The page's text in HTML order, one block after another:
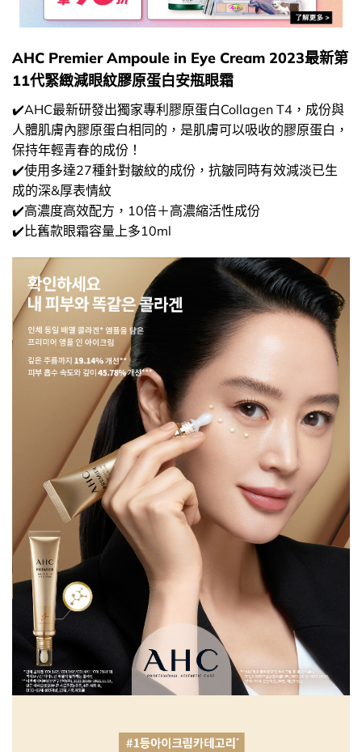
AHC Premier Ampoule in Eye Cream 2023最新第
11代緊緻減眼紋膠原蛋白安瓶眼霜
✔️AHC最新研發出獨家專利膠原蛋白Collagen T4，成份與
人體肌膚內膠原蛋白相同的，是肌膚可以吸收的膠原蛋白，
保持年輕青春的成份！
✔️使用多達27種針對皺紋的成份，抗皺同時有效減淡已生
成的深&厚表情紋
✔️高濃度高效配方，10倍＋高濃縮活性成份
✔️比舊款眼霜容量上多10ml